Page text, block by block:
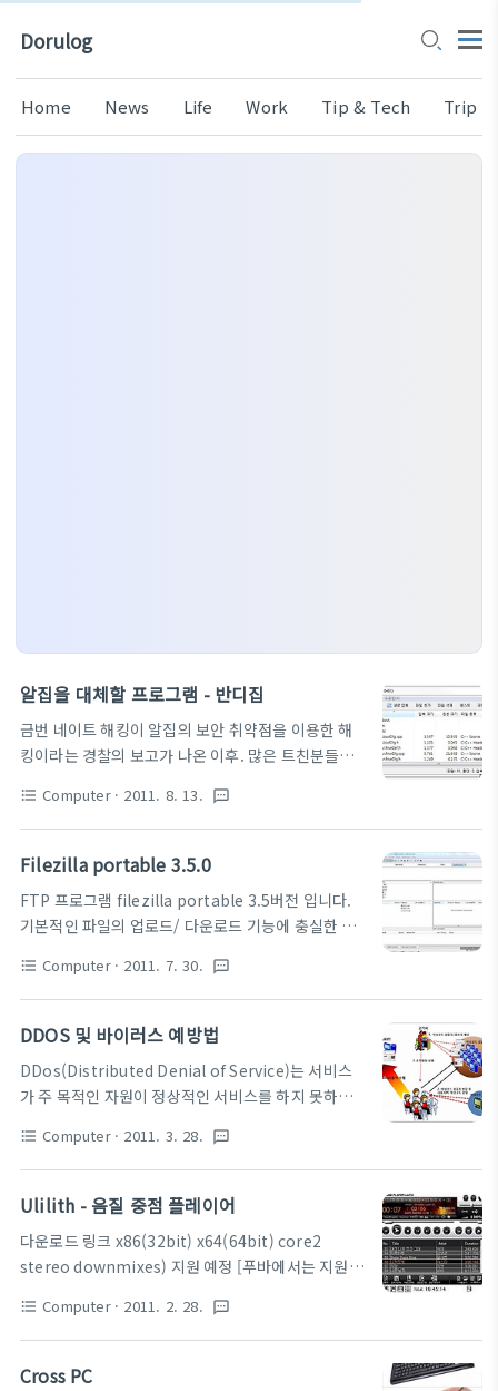
Dorulog
Home News Life Work Tip & Tech Trip
알집을 대체할 프로그램 - 반디집
금번 네이트 해킹이 알집의 보안 취약점을 이용한 해
킹이라는 경찰의 보고가 나온 이후. 많은 트친분들이
같은 프로그램이 가장 안정적이긴 하지만. 국내에는
아직 많은 Alz압축 프로그램이 돌아다니는 관계로, 사
실 택하기가 쉽지 않죠. 그래서 이번에 정식 버전이 나
온 반디집이 정말 기대가 되는데요.
http://apps.bandisoft.com/bandizip/ 압축 풀
기 선택 2 압출 풀 폴더 선택 후 전체파일 또는 선택파
일 선택 후 압축 해제 하시면 됩니다. 압축을 할 경우
면 됩니다.
format_list_bulleted Computer · 2011. 8. 13. textsms
Filezilla portable 3.5.0
FTP 프로그램 filezilla portable 3.5버전 입니다.
기본적인 파일의 업로드/ 다운로드 기능에 충실한 프
SOCK5, HTTP1.1 프록시등을 지원해줍니다. 연결
유지 기능을 이용해서 FTP와의 접속이 끊어지지 않도
록 연결 유지를 해주며 사이트 매니저 기능을 이용해
리하게 하실수 있습니다. 파일 업로드시 중복 파일일
경우 물어보지 않고 바로 덮어 쒸우거나 Resume 혹
은 이름 바꾸기, 물어보기 등의 다양한 설정을 통해 보
하신후 사용하시면 됩니다. 맞다 한글 랭귀지..
format_list_bulleted Computer · 2011. 7. 30. textsms
DDOS 및 바이러스 예방법
DDos(Distributed Denial of Service)는 서비스
가 주 목적인 자원이 정상적인 서비스를 하지 못하도
적인 방법의 노가다(?) 성 바이러스이기 때문에 정말
간단한 프로그램 실력으로도 짤 수 있습니다.. 개인 컴
퓨터에 비슷한 효과를 내려면 바탕화면에 있는 아이콘
을 수 있습니다. 즉 과도한 일을 시켜서 서버를 다운 시
켜버리는 원리라고 생각하셔도 크게 무리는 없습니다.
이러한 DDOS 공격 및 바이러스를 예방하시려면 1. 백
길 바랍니다. 이 경우에도 이상한 프로그램 최적화
format_list_bulleted Computer · 2011. 3. 28. textsms
Ulilith - 음질 중점 플레이어
다운로드 링크 x86(32bit) x64(64bit) core2
stereo downmixes) 지원 예정 [푸바에서는 지원] -
--------------------------------------------------
--- 난 사실 가볍고(푸바 기본시 8메가) -_-; 메모리
플레이어가 되는 플레이어와.. 마지막으로 레인미터
format_list_bulleted Computer · 2011. 2. 28. textsms
Cross PC